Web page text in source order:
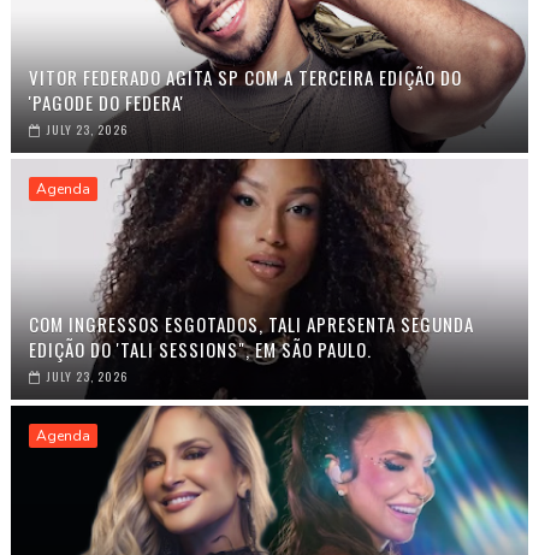
VITOR FEDERADO AGITA SP COM A TERCEIRA EDIÇÃO DO
'PAGODE DO FEDERA'
JULY 23, 2026
Agenda
COM INGRESSOS ESGOTADOS, TALI APRESENTA SEGUNDA
EDIÇÃO DO 'TALI SESSIONS", EM SÃO PAULO.
JULY 23, 2026
Agenda